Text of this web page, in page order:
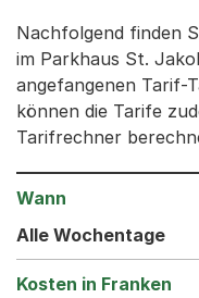
Nachfolgend finden
im Parkhaus St.
angefangenen Tarif-
können die Tarife
Tarifrechner
Alle Wochentage